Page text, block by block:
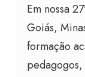
Em nossa
Goiás,
formação